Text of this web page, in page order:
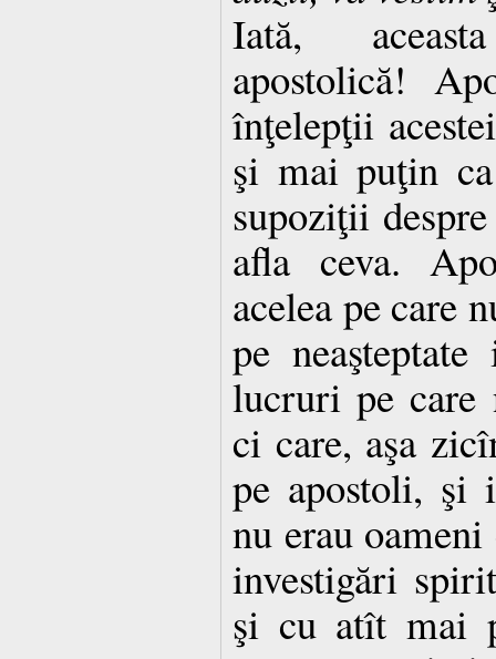
Iată,
apostolică!
înţelepţii
şi mai puţin
supoziţii
afla ceva.
acelea pe care
pe
lucruri pe care
ci care, aşa
pe apostoli, şi
nu erau
investigări
şi cu atît mai